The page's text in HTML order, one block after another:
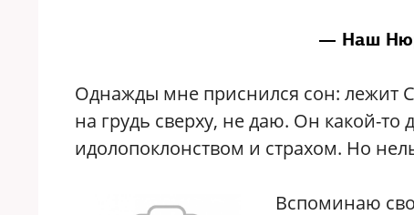
— Наш
Однажды мне приснился сон: лежит
на грудь сверху, не даю. Он какой-
идолопоклонством и страхом. Но
Вспоминаю